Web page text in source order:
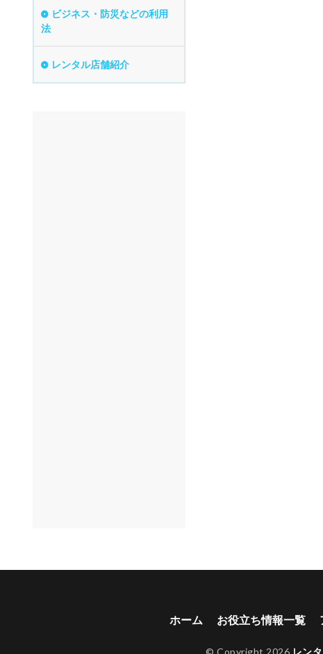
ビジネス・防災などの利用
法
レンタル店舗紹介
ホーム お役立ち情報一覧
© Copyright 2026 レン